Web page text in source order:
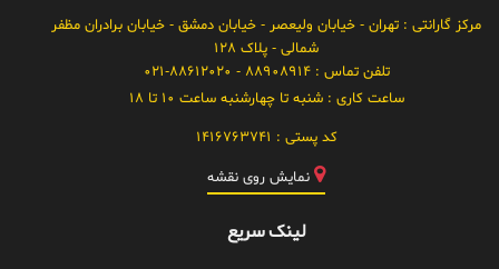
مرکز گارانتی : تهران - خیابان ولیعصر - خیابان دمشق - خیابان برادران مظفر
شمالی - پلاک 128
تلفن تماس :88908914 - 021-88612020
ساعت کاری :شنبه تا چهارشنبه ساعت 10 تا 18
کد پستی : 1416763741
نمایش روی نقشه
لینک سریع